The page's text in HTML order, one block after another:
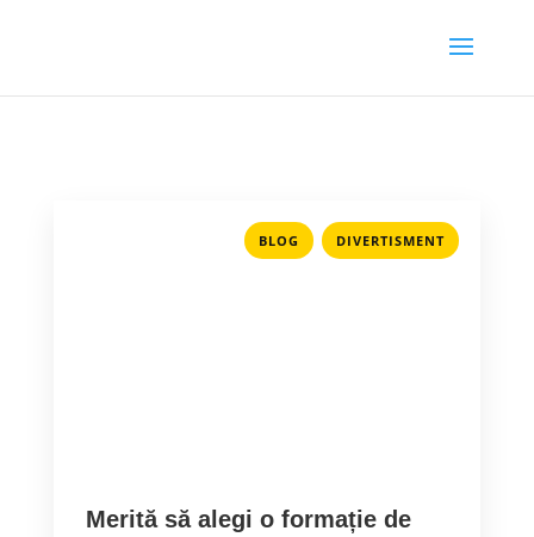
BLOG , DIVERTISMENT
Merită să alegi o formație de